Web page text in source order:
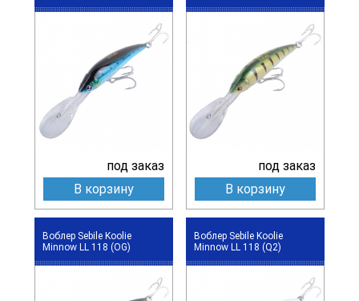
под заказ
В корзину
под заказ
В корзину
Воблер Sebile Koolie
Minnow LL 118 (OG)
Воблер Sebile Koolie
Minnow LL 118 (Q2)